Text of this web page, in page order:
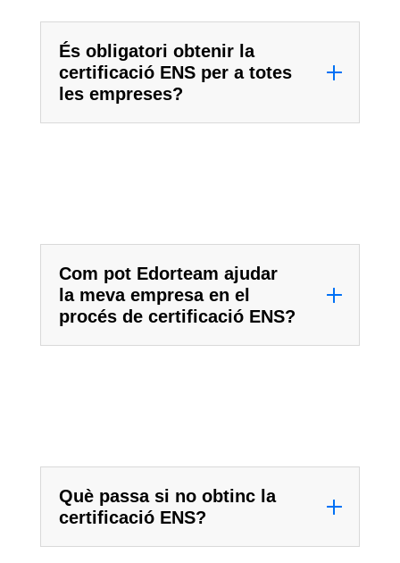
És obligatori obtenir la
certificació ENS per a totes
les empreses?
Com pot Edorteam ajudar
la meva empresa en el
procés de certificació ENS?
Què passa si no obtinc la
certificació ENS?